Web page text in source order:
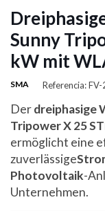
Sunny
kW mit
SMA Referencia:
Derdreiphasige
Tripower X 25
ermöglicht eine
zuverlässige
Photovoltaik-
Unternehmen.